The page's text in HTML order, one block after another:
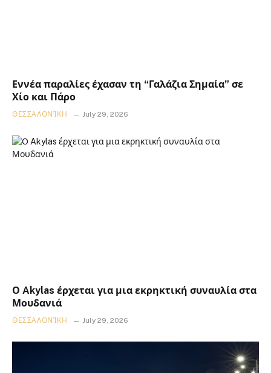
Εννέα παραλίες έχασαν τη “Γαλάζια Σημαία” σε
Χίο και Πάρο
ΘΕΣΣΑΛΟΝΊΚΗ July 29, 2026
Ο Akylas έρχεται για μια εκρηκτική συναυλία στα
Μουδανιά
ΘΕΣΣΑΛΟΝΊΚΗ July 29, 2026